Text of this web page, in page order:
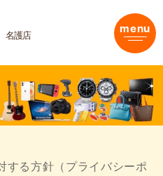
名護店 menu
する方針（プライバシーポ